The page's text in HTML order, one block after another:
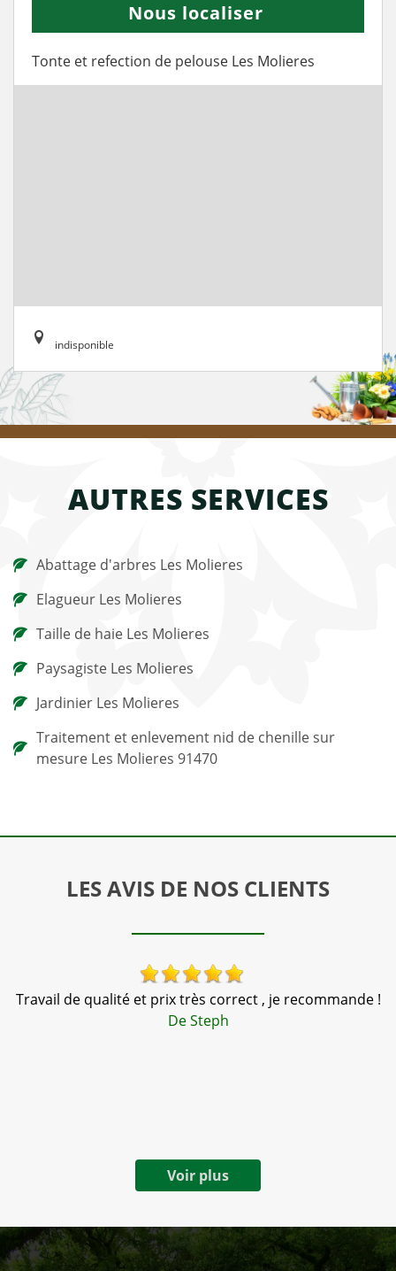
Nous localiser
Tonte et refection de pelouse Les Molieres
indisponible
AUTRES SERVICES
Abattage d'arbres Les Molieres
Elagueur Les Molieres
Taille de haie Les Molieres
Paysagiste Les Molieres
Jardinier Les Molieres
Traitement et enlevement nid de chenille sur
mesure Les Molieres 91470
LES AVIS DE NOS CLIENTS
Travail de qualité et prix très correct , je recommande !
De Steph
Voir plus